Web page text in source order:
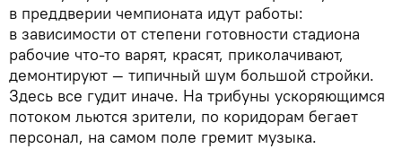
в преддверии чемпионата идут работы:
в зависимости от степени готовности стадиона
рабочие что-то варят, красят, приколачивают,
демонтируют — типичный шум большой стройки.
Здесь все гудит иначе. На трибуны ускоряющимся
потоком льются зрители, по коридорам бегает
персонал, на самом поле гремит музыка.